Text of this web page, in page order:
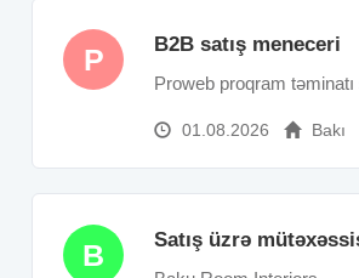
P B2B satış meneceri
Proweb proqram
01.08.2026 Bakı
B Satış üzrə